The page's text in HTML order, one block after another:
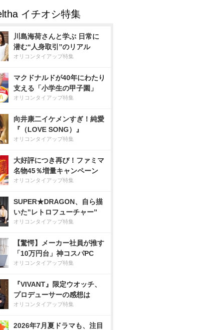
川島海荷さんと学ぶ 日常に
潜む“人身取引”のリアル
オリコンタイアップ特集
マクドナルドが40年にわたり
支える「小学生の甲子園」
オリコンタイアップ特集
向井康二イケメンすぎ！純愛
『（LOVE SONG）』
オリコンタイアップ特集
大好評につき再び！ファミマ
名物45％増量キャンペーン
オリコンタイアップ特集
SUPER★DRAGON、自ら描
いた”レトロフューチャー”
オリコンタイアップ特集
【驚愕】メーカー社員が推す
「10万円台」神コスパPC
オリコンタイアップ特集
『VIVANT』限定ウオッチ、
プロデューサーの感想は
オリコンタイアップ特集
2026年7月夏ドラマも、注目